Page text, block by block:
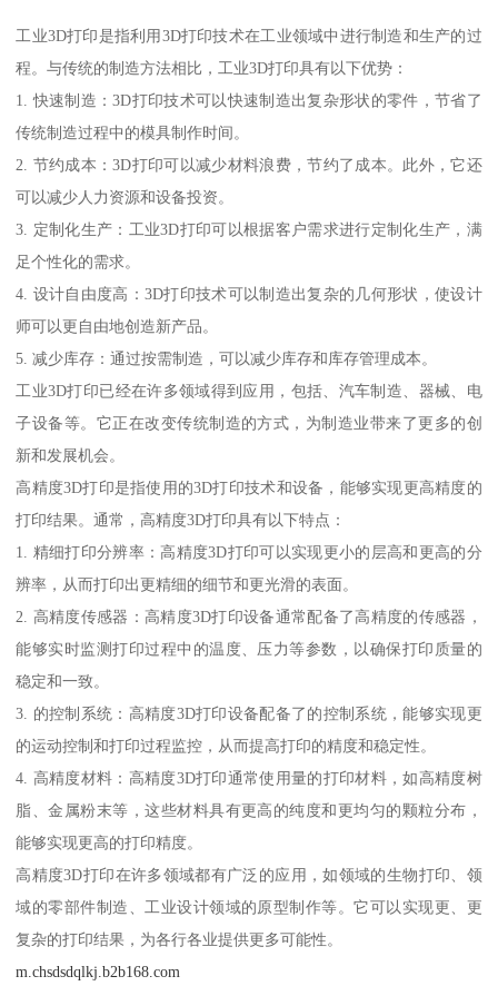
工业3D打印是指利用3D打印技术在工业领域中进行制造和生产的过
程。与传统的制造方法相比，工业3D打印具有以下优势：
1. 快速制造：3D打印技术可以快速制造出复杂形状的零件，节省了
传统制造过程中的模具制作时间。
2. 节约成本：3D打印可以减少材料浪费，节约了成本。此外，它还
可以减少人力资源和设备投资。
3. 定制化生产：工业3D打印可以根据客户需求进行定制化生产，满
足个性化的需求。
4. 设计自由度高：3D打印技术可以制造出复杂的几何形状，使设计
师可以更自由地创造新产品。
5. 减少库存：通过按需制造，可以减少库存和库存管理成本。
工业3D打印已经在许多领域得到应用，包括、汽车制造、器械、电
子设备等。它正在改变传统制造的方式，为制造业带来了更多的创
新和发展机会。
高精度3D打印是指使用的3D打印技术和设备，能够实现更高精度的
打印结果。通常，高精度3D打印具有以下特点：
1. 精细打印分辨率：高精度3D打印可以实现更小的层高和更高的分
辨率，从而打印出更精细的细节和更光滑的表面。
2. 高精度传感器：高精度3D打印设备通常配备了高精度的传感器，
能够实时监测打印过程中的温度、压力等参数，以确保打印质量的
稳定和一致。
3. 的控制系统：高精度3D打印设备配备了的控制系统，能够实现更
的运动控制和打印过程监控，从而提高打印的精度和稳定性。
4. 高精度材料：高精度3D打印通常使用量的打印材料，如高精度树
脂、金属粉末等，这些材料具有更高的纯度和更均匀的颗粒分布，
能够实现更高的打印精度。
高精度3D打印在许多领域都有广泛的应用，如领域的生物打印、领
域的零部件制造、工业设计领域的原型制作等。它可以实现更、更
复杂的打印结果，为各行各业提供更多可能性。
m.chsdsdqlkj.b2b168.com